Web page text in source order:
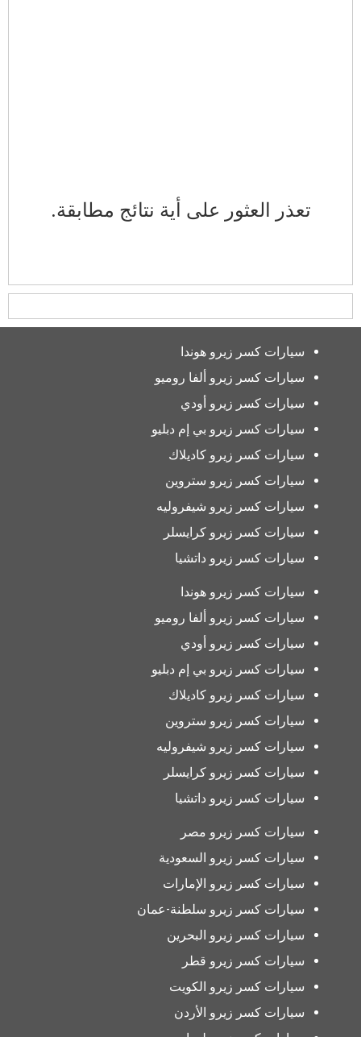
تعذر العثور على أية نتائج مطابقة.
سيارات كسر زيرو هوندا
سيارات كسر زيرو ألفا روميو
سيارات كسر زيرو أودي
سيارات كسر زيرو بي إم دبليو
سيارات كسر زيرو كاديلاك
سيارات كسر زيرو ستروين
سيارات كسر زيرو شيفروليه
سيارات كسر زيرو كرايسلر
سيارات كسر زيرو داتشيا
سيارات كسر زيرو هوندا
سيارات كسر زيرو ألفا روميو
سيارات كسر زيرو أودي
سيارات كسر زيرو بي إم دبليو
سيارات كسر زيرو كاديلاك
سيارات كسر زيرو ستروين
سيارات كسر زيرو شيفروليه
سيارات كسر زيرو كرايسلر
سيارات كسر زيرو داتشيا
سيارات كسر زيرو مصر
سيارات كسر زيرو السعودية
سيارات كسر زيرو الإمارات
سيارات كسر زيرو سلطنة-عمان
سيارات كسر زيرو البحرين
سيارات كسر زيرو قطر
سيارات كسر زيرو الكويت
سيارات كسر زيرو الأردن